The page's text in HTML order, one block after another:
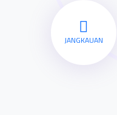
JANGKAUAN